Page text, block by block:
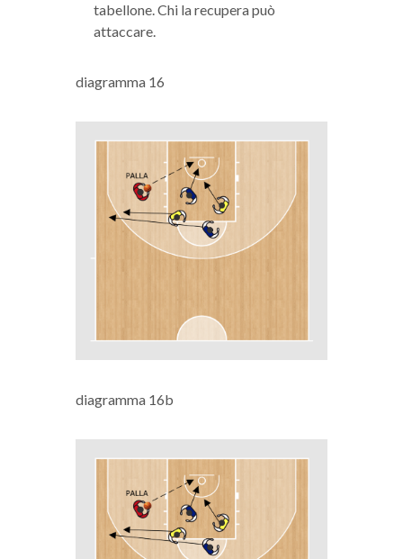
tabellone. Chi la recupera può
attaccare.
diagramma 16
diagramma 16b